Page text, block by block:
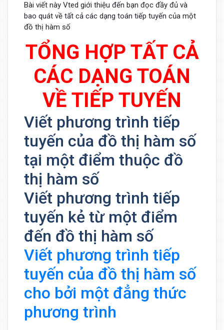
Bài viết này Vted giới thiệu đến bạn đọc đầy đủ và
bao quát về tất cả các dạng toán tiếp tuyến của một
đồ thị hàm số
TỔNG HỢP TẤT CẢ
CÁC DẠNG TOÁN
VỀ TIẾP TUYẾN
Viết phương trình tiếp
tuyến của đồ thị hàm số
tại một điểm thuộc đồ
thị hàm số
Viết phương trình tiếp
tuyến kẻ từ một điểm
đến đồ thị hàm số
Viết phương trình tiếp
tuyến của đồ thị hàm số
cho bởi một đẳng thức
phương trình